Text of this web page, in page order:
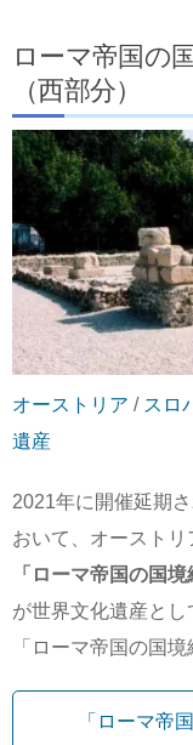
ローマ帝国の
（西部分）
オーストリア / スロ
遺産
2021年に開催延期
おいて、オースト
「ローマ帝国の国
が世界文化遺産と
「ローマ帝国の国境
「ローマ帝